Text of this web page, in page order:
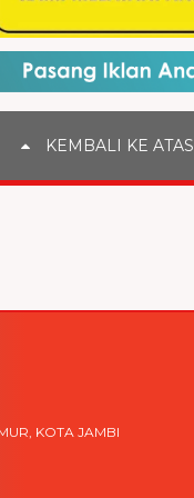
KEMBALI KE ATAS
KOTA JAMBI